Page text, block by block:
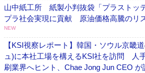
山中紙工所 紙製小判抜袋「プラストッ
プラ社会実現に貢献 原油価格高騰のリ
NEW
【KSI視察レポート】韓国・ソウル京畿
ュ)に本社工場を構えるKSI社を訪問 人
刷業界へヒント、Chae Jong Jun CEO